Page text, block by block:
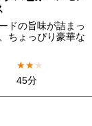
ドの旨味が詰まっ
ちょっぴり豪華な
★★★
45分